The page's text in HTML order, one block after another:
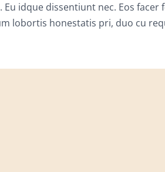
Eu idque dissentiunt nec. Eos
lobortis honestatis pri, duo cu